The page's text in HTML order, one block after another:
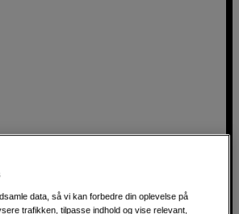
8 porte
v4 8-Port Unmanaged Switch
data, så vi kan forbedre din oplevelse på
trafikken, tilpasse indhold og vise relevant,